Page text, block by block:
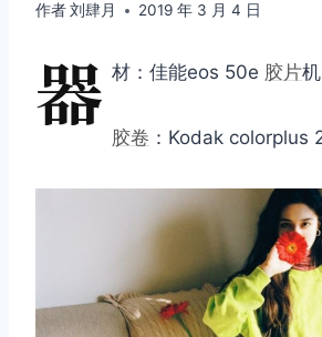
作者刘肆月 2019 年 3 月 4 日
器 材：佳能eos 50e 胶片机
胶卷 ：Kodak colorplus